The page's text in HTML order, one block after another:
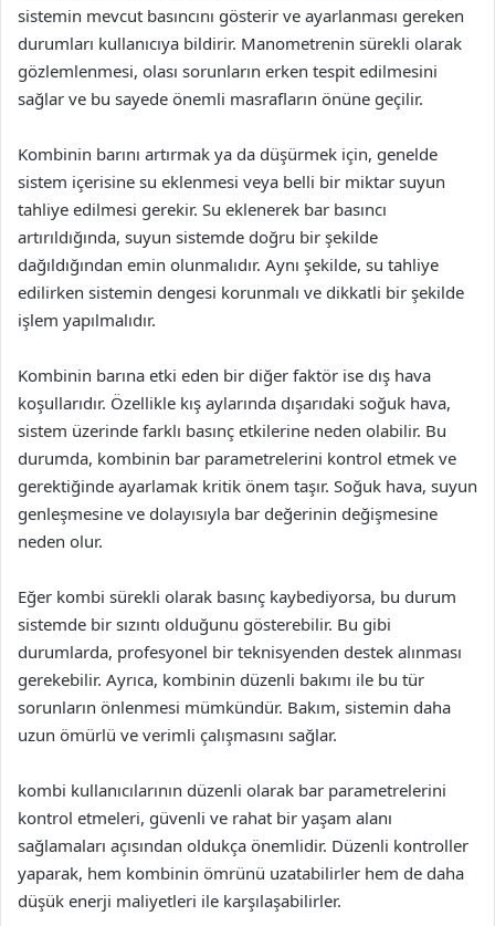
sistemin mevcut basıncını gösterir ve ayarlanması gereken
durumları kullanıcıya bildirir. Manometrenin sürekli olarak
gözlemlenmesi, olası sorunların erken tespit edilmesini
sağlar ve bu sayede önemli masrafların önüne geçilir.
Kombinin barını artırmak ya da düşürmek için, genelde
sistem içerisine su eklenmesi veya belli bir miktar suyun
tahliye edilmesi gerekir. Su eklenerek bar basıncı
artırıldığında, suyun sistemde doğru bir şekilde
dağıldığından emin olunmalıdır. Aynı şekilde, su tahliye
edilirken sistemin dengesi korunmalı ve dikkatli bir şekilde
işlem yapılmalıdır.
Kombinin barına etki eden bir diğer faktör ise dış hava
koşullarıdır. Özellikle kış aylarında dışarıdaki soğuk hava,
sistem üzerinde farklı basınç etkilerine neden olabilir. Bu
durumda, kombinin bar parametrelerini kontrol etmek ve
gerektiğinde ayarlamak kritik önem taşır. Soğuk hava, suyun
genleşmesine ve dolayısıyla bar değerinin değişmesine
neden olur.
Eğer kombi sürekli olarak basınç kaybediyorsa, bu durum
sistemde bir sızıntı olduğunu gösterebilir. Bu gibi
durumlarda, profesyonel bir teknisyenden destek alınması
gerekebilir. Ayrıca, kombinin düzenli bakımı ile bu tür
sorunların önlenmesi mümkündür. Bakım, sistemin daha
uzun ömürlü ve verimli çalışmasını sağlar.
kombi kullanıcılarının düzenli olarak bar parametrelerini
kontrol etmeleri, güvenli ve rahat bir yaşam alanı
sağlamaları açısından oldukça önemlidir. Düzenli kontroller
yaparak, hem kombinin ömrünü uzatabilirler hem de daha
düşük enerji maliyetleri ile karşılaşabilirler.